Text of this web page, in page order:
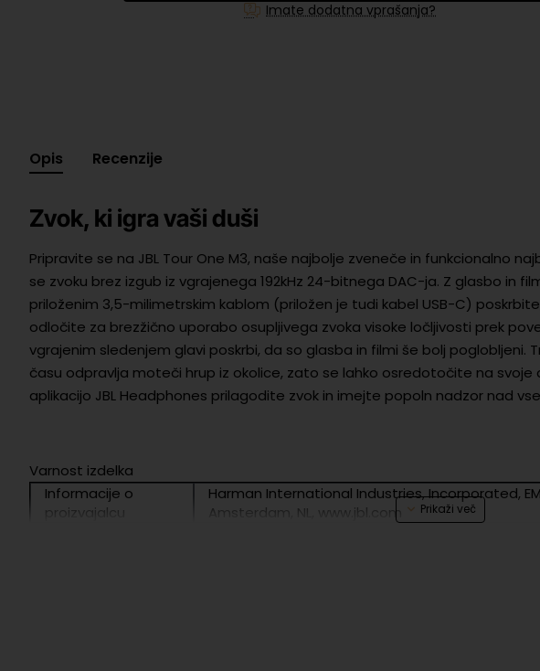
Imate dodatna vprašanja?
Opis Recenzije
Zvok, ki igra vaši duši
Pripravite se na JBL Tour One M3, naše najbolje zveneče in funkcionalno
se zvoku brez izgub iz vgrajenega 192kHz 24-bitnega DAC-ja. Z glasbo in
priloženim 3,5-milimetrskim kablom (priložen je tudi kabel USB-C)
odločite za brezžično uporabo osupljivega zvoka visoke ločljivosti prek
vgrajenim sledenjem glavi poskrbi, da so glasba in filmi še bolj poglobljeni.
času odpravlja moteči hrup iz okolice, zato se lahko osredotočite na svoje
aplikacijo JBL Headphones prilagodite zvok in imejte popoln nadzor nad
Varnost izdelka
Informacije o
proizvajalcu
Harman International Industries, Incorporated,
Amsterdam, NL, www.jbl.com